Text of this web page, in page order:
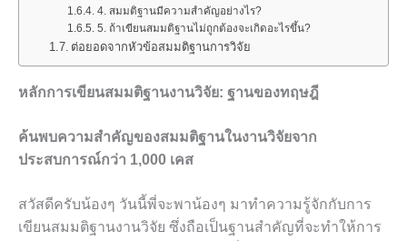
4. สมมติฐานมีความสำคัญอย่างไร?
5. ถ้าเขียนสมมติฐานไม่ถูกต้องจะเกิดอะไรขึ้น?
ต่อยอดจากหัวข้อสมมติฐานการวิจัย
หลักการเขียนสมมติฐานงานวิจัย: ฐานของทฤษฎี
ค้นพบความสำคัญของสมมติฐานในงานวิจัยจาก
ประสบการณ์กว่า 1,000 เคส
สวัสดีครับน้องๆ วันนี้พี่จะพาน้องๆ มาทำความรู้จักกับการ
เขียนสมมติฐานงานวิจัย ซึ่งถือเป็นฐานสำคัญที่จะทำให้การ